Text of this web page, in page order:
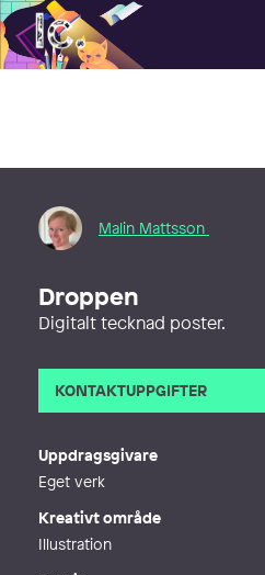
Illustratörcentrum
Malin Mattsson
Droppen
Digitalt tecknad poster.
KONTAKTUPPGIFTER
Uppdragsgivare
Eget verk
Kreativt område
Illustration